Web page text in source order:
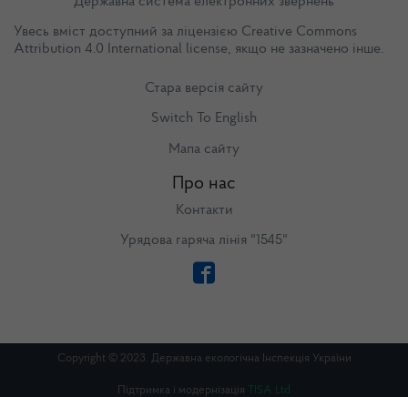
Увесь вміст доступний за ліцензією Creative Commons
Attribution 4.0 International license, якщо не зазначено інше.
Стара версія сайту
Switch To English
Мапа сайту
Про нас
Контакти
Урядова гаряча лінія "1545"
Copyright © 2023. Державна екологічна Інспекція України
Підтримка і модернізація TISA Ltd